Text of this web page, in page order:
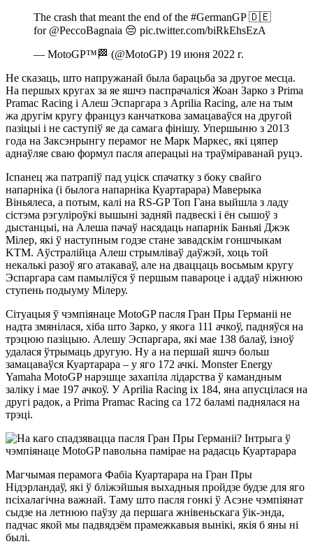
The crash that meant the end of the #GermanGP 🇩🇪
for @PeccoBagnaia 😔 pic.twitter.com/biRkEhsEzA
— MotoGP™🏁 (@MotoGP) 19 июня 2022 г.
Не сказаць, што напружанай была барацьба за другое месца.
На першых кругах за яе яшчэ паспрачаліся Жоан Зарко з Prima
Pramac Racing і Алеш Эспаргара з Aprilia Racing, але на тым
жа другім кругу француз канчаткова замацаваўся на другой
пазіцыі і не саступіў яе да самага фінішу. Упершыню з 2013
года на Заксэнрынгу перамог не Марк Маркес, які цяпер
аднаўляе сваю формул пасля аперацыі на траўміраванай руцэ.
Іспанец жа патрапіў пад уціск спачатку з боку свайго
напарніка (і былога напарніка Куартарара) Маверыка
Віньялеса, а потым, калі на RS-GP Топ Гана выйшла з ладу
сістэма рэгуліроўкі вышыні задняй падвескі і ён сышоў з
дыстанцыі, на Алеша пачаў насядаць напарнік Баньяі Джэк
Мілер, які ў наступным годзе стане завадскім гоншчыкам
KTM. Аўстралійца Алеш стрымліваў даўжэй, хоць той
некалькі разоў яго атакаваў, але на дваццаць восьмым кругу
Эспаргара сам памыліўся ў першым павароце і аддаў ніжнюю
ступень подыуму Мілеру.
Сітуацыя ў чэмпіянаце MotoGP пасля Гран Пры Германіі не
надта змянілася, хіба што Зарко, у якога 111 ачкоў, падняўся на
трэцюю пазіцыю. Алешу Эспаргара, які мае 138 балаў, ізноў
удалася ўтрымаць другую. Ну а на першай яшчэ больш
замацаваўся Куартарара – у яго 172 ачкі. Monster Energy
Yamaha MotoGP нарэшце захапіла лідарства ў камандным
заліку і мае 197 ачкоў. У Aprilia Racing іх 184, яна апусцілася на
другі радок, а Prima Pramac Racing са 172 баламі паднялася на
трэці.
Магчымая перамога Фабіа Куартарара на Гран Пры
Нідэрландаў, які ў бліжэйшыя выхадныя пройдзе будзе для яго
псіхалагічна важнай. Таму што пасля гонкі ў Асэне чэмпіянат
сыдзе на летнюю паўзу да першага жнівеньскага ўік-энда,
падчас якой мы падвядзём прамежкавыя вынікі, якія б яны ні
былі.